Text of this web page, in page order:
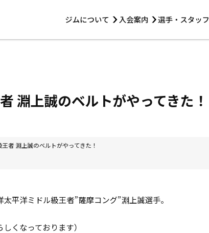
ジムについて 入会案内 選手・スタッフ
選手・スタッフ
淵上誠のベルトがやってきた！
者 淵上誠のベルトがやってきた！
平洋ミドル級王者”薩摩コング”淵上誠選手。
くなっております）